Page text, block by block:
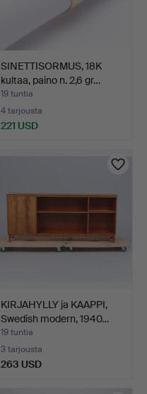
SINETTISORMUS, 18K
kultaa, paino n. 2,6 gr…
19 tuntia
4 tarjousta
221 USD
KIRJAHYLLY ja KAAPPI,
Swedish modern, 1940…
19 tuntia
3 tarjousta
263 USD